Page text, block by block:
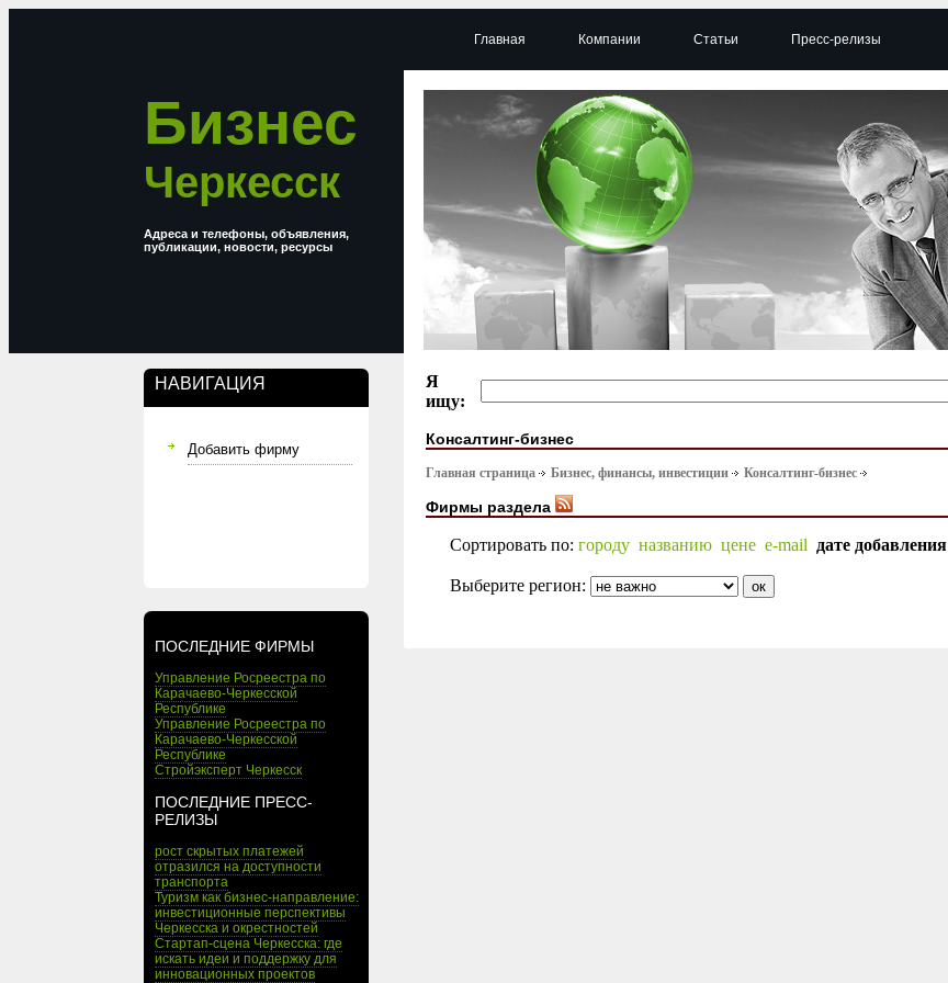
Бизнес
Черкесск
Адреса и телефоны, объявления,
публикации, новости, ресурсы
НАВИГАЦИЯ
Добавить фирму
ПОСЛЕДНИЕ ФИРМЫ
Управление Росреестра по
Карачаево-Черкесской
Республике
Управление Росреестра по
Карачаево-Черкесской
Республике
Стройэксперт Черкесск
ПОСЛЕДНИЕ ПРЕСС-
РЕЛИЗЫ
рост скрытых платежей
отразился на доступности
транспорта
Туризм как бизнес-направление:
инвестиционные перспективы
Черкесска и окрестностей
Стартап-сцена Черкесска: где
искать идеи и поддержку для
инновационных проектов
Главная Компании Статьи Пресс-релизы
Я
ищу:
Консалтинг-бизнес
Главная страница Бизнес, финансы, инвестиции Консалтинг-бизнес
Фирмы раздела
Сортировать по: городу названию цене e-mail дате добавления
Выберите регион: